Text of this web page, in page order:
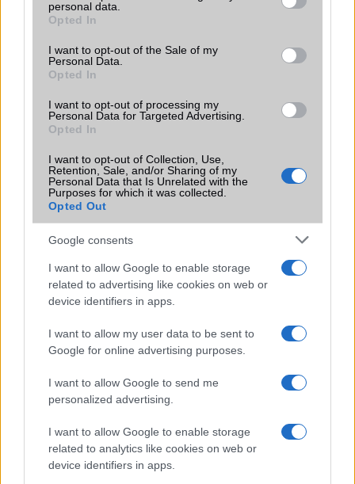
grant or deny consent to Google and its third-party tags to
use your data for below specified purposes in below Google
consent section.
personal data.
Opted In
I want to opt-out of the Sale of my
Personal Data.
Opted In
I want to opt-out of processing my
Personal Data for Targeted Advertising.
Opted In
I want to opt-out of Collection, Use,
Retention, Sale, and/or Sharing of my
Personal Data that Is Unrelated with the
Purposes for which it was collected.
Opted Out
Google consents
I want to allow Google to enable storage
related to advertising like cookies on web or
device identifiers in apps.
I want to allow my user data to be sent to
Google for online advertising purposes.
I want to allow Google to send me
personalized advertising.
I want to allow Google to enable storage
related to analytics like cookies on web or
device identifiers in apps.
Realme
Samsung
Xiaomi
Összes márka
Keressen a telefonboltok ajánlatai között!
TELEFONOK GYORSLISTA